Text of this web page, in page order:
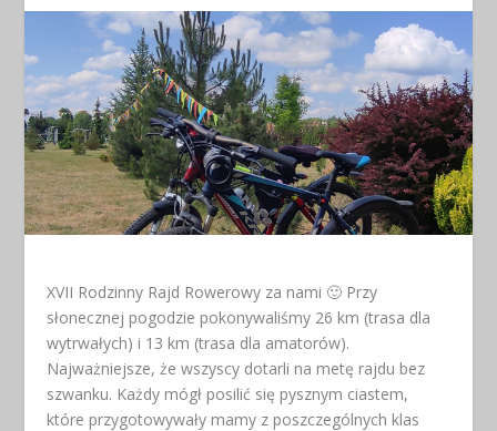
XVII Rodzinny Rajd Rowerowy za nami 🙂 Przy
słonecznej pogodzie pokonywaliśmy 26 km (trasa dla
wytrwałych) i 13 km (trasa dla amatorów).
Najważniejsze, że wszyscy dotarli na metę rajdu bez
szwanku. Każdy mógł posilić się pysznym ciastem,
które przygotowywały mamy z poszczególnych klas